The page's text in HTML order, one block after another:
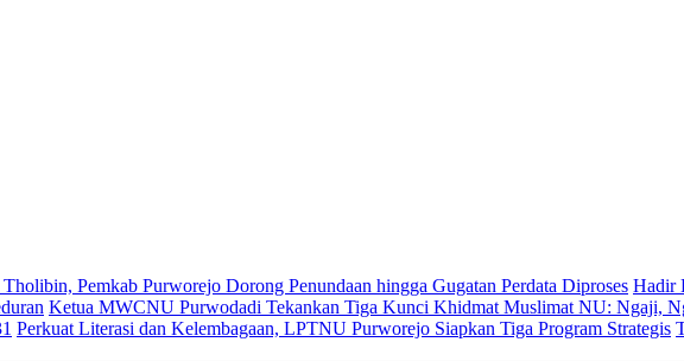
Pemkab Purworejo Dorong Penundaan hingga Gugatan Perdata Diproses Hadir
Ketua MWCNU Purwodadi Tekankan Tiga Kunci Khidmat Muslimat NU: Ngaji,
Perkuat Literasi dan Kelembagaan, LPTNU Purworejo Siapkan Tiga Program Strategis